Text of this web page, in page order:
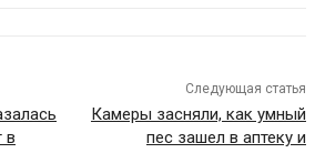
в
Следующая статья
Камеры засняли, как умный
пес зашел в аптеку и